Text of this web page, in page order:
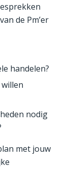
de Pm’er
handelen?
nodig
met jouw